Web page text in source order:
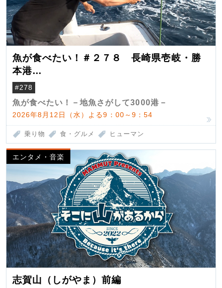
魚が食べたい！＃２７８ 長崎県壱岐・勝
本港
（クロマグロ）
#278
魚が食べたい！－地魚さがして3000港－
2026年8月12日（水）よる9：00～9：54
乗り物 食・グルメ ヒューマン
エンタメ・音楽
志賀山（しがやま）前編